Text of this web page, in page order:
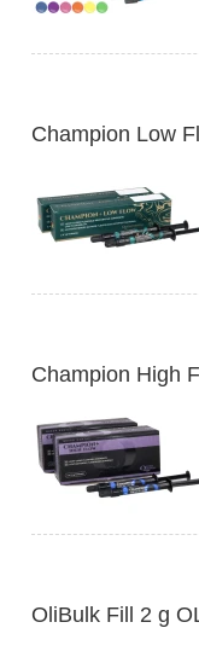
Champion Low
Champion High
OliBulk Fill 2 g